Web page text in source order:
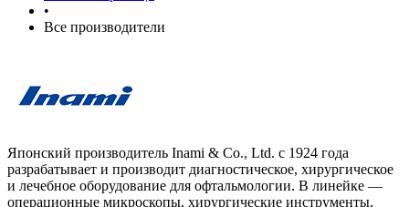
•
Все производители
Японский производитель Inami & Co., Ltd. с 1924 года
разрабатывает и производит диагностическое, хирургическое
и лечебное оборудование для офтальмологии. В линейке —
операционные микроскопы, хирургические инструменты,